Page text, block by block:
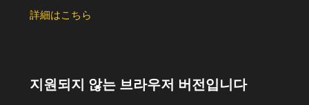
詳細はこちら
지원되지 않는 브라우저 버전입니다